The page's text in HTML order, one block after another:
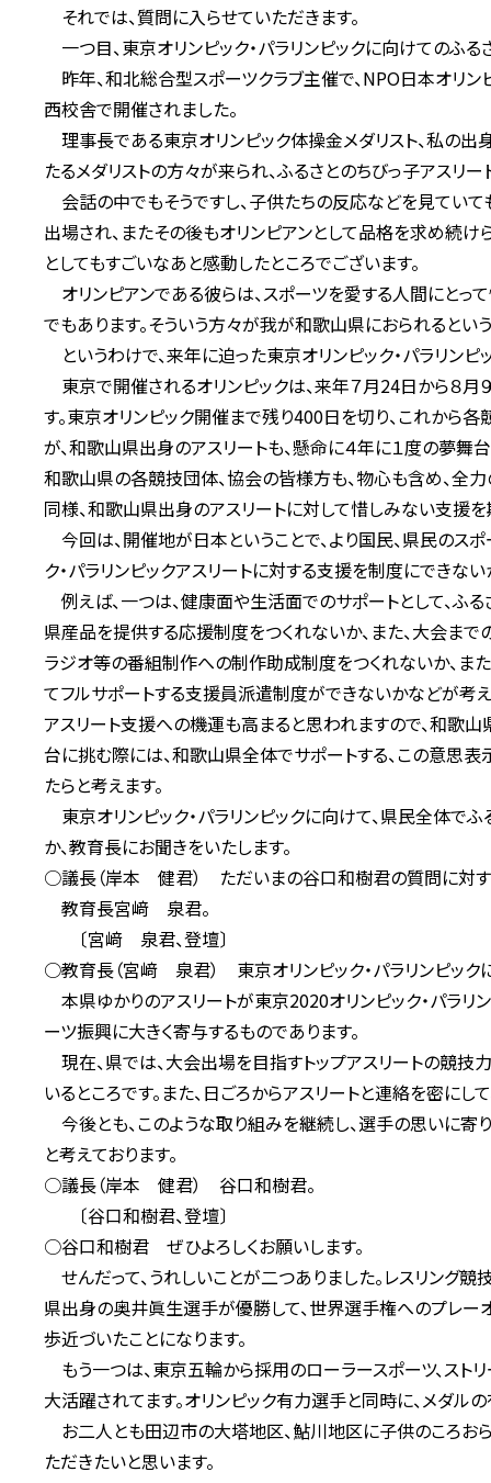
それでは、質問に入らせていただきます。
一つ目、東京オリンピック・パラリンピックに向けてのふ
昨年、和北総合型スポーツクラブ主催で、NPO日本オリ
西校舎で開催されました。
理事長である東京オリンピック体操金メダリスト、私の出
たるメダリストの方々が来られ、ふるさとのちびっ子アスリ
会話の中でもそうですし、子供たちの反応などを見ていて
出場され、またその後もオリンピアンとして品格を求め続け
としてもすごいなあと感動したところでございます。
オリンピアンである彼らは、スポーツを愛する人間にと
でもあります。そういう方々が我が和歌山県におられるとい
というわけで、来年に迫った東京オリンピック・パラリンピ
東京で開催されるオリンピックは、来年７月24日から８
す。東京オリンピック開催まで残り400日を切り、これから
が、和歌山県出身のアスリートも、懸命に４年に１度の夢
和歌山県の各競技団体、協会の皆様方も、物心も含め、全力
同様、和歌山県出身のアスリートに対して惜しみない支援を
今回は、開催地が日本ということで、より国民、県民のス
ク・パラリンピックアスリートに対する支援を制度にできな
例えば、一つは、健康面や生活面でのサポートとして、ふ
県産品を提供する応援制度をつくれないか、また、大会まで
ラジオ等の番組制作への制作助成制度をつくれないか、ま
てフルサポートする支援員派遣制度ができないかなどが考え
アスリート支援への機運も高まると思われますので、和歌
台に挑む際には、和歌山県全体でサポートする、この意思
たらと考えます。
東京オリンピック・パラリンピックに向けて、県民全体で
か、教育長にお聞きをいたします。
○議長（岸本 健君） ただいまの谷口和樹君の質問に対す
教育長宮﨑 泉君。
〔宮﨑 泉君、登壇〕
○教育長（宮﨑 泉君） 東京オリンピック・パラリンピック
本県ゆかりのアスリートが東京2020オリンピック・パラ
ーツ振興に大きく寄与するものであります。
現在、県では、大会出場を目指すトップアスリートの競
いるところです。また、日ごろからアスリートと連絡を密に
今後とも、このような取り組みを継続し、選手の思いに寄
と考えております。
○議長（岸本 健君） 谷口和樹君。
〔谷口和樹君、登壇〕
○谷口和樹君 ぜひよろしくお願いします。
せんだって、うれしいことが二つありました。レスリング
県出身の奥井眞生選手が優勝して、世界選手権へのプレー
歩近づいたことになります。
もう一つは、東京五輪から採用のローラースポーツ、ス
大活躍されてます。オリンピック有力選手と同時に、メダル
お二人とも田辺市の大塔地区、鮎川地区に子供のころお
ただきたいと思います。